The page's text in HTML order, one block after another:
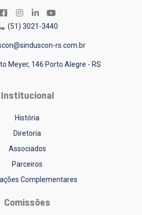
(51) 3021-3440
rs.com.br
Meyer, 146 Porto Alegre - RS
Institucional
História
Diretoria
Associados
Parceiros
Complementares
Comissões